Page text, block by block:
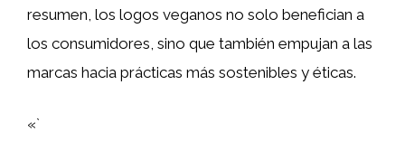
resumen, los logos veganos no solo benefician a
los consumidores, sino que también empujan a las
marcas hacia prácticas más sostenibles y éticas.
«`